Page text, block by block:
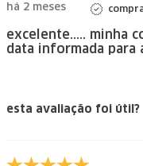
há 2 meses
excelente..... minha
data informada para
esta avaliação foi útil?